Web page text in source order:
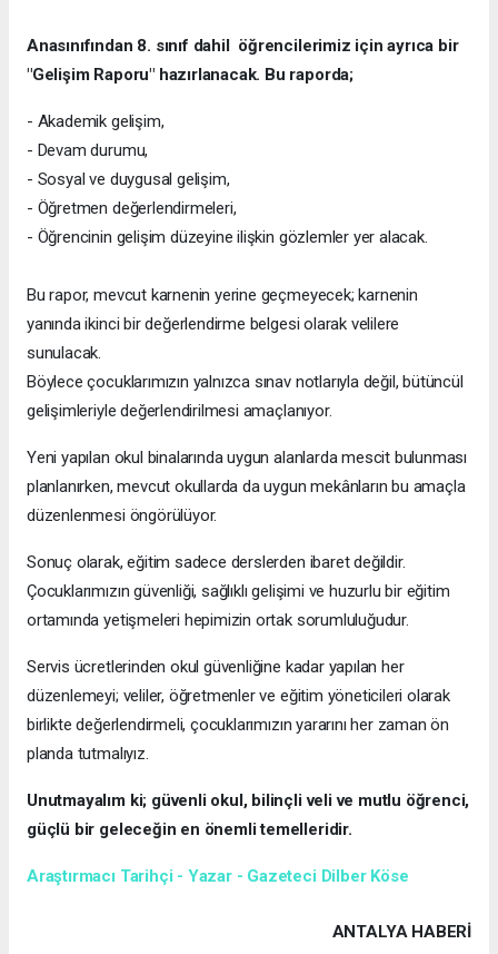
Anasınıfından 8. sınıf dahil öğrencilerimiz için ayrıca bir
"Gelişim Raporu" hazırlanacak. Bu raporda;
- Akademik gelişim,
- Devam durumu,
- Sosyal ve duygusal gelişim,
- Öğretmen değerlendirmeleri,
- Öğrencinin gelişim düzeyine ilişkin gözlemler yer alacak.
Bu rapor, mevcut karnenin yerine geçmeyecek; karnenin
yanında ikinci bir değerlendirme belgesi olarak velilere
sunulacak.
Böylece çocuklarımızın yalnızca sınav notlarıyla değil, bütüncül
gelişimleriyle değerlendirilmesi amaçlanıyor.
Yeni yapılan okul binalarında uygun alanlarda mescit bulunması
planlanırken, mevcut okullarda da uygun mekânların bu amaçla
düzenlenmesi öngörülüyor.
Sonuç olarak, eğitim sadece derslerden ibaret değildir.
Çocuklarımızın güvenliği, sağlıklı gelişimi ve huzurlu bir eğitim
ortamında yetişmeleri hepimizin ortak sorumluluğudur.
Servis ücretlerinden okul güvenliğine kadar yapılan her
düzenlemeyi; veliler, öğretmenler ve eğitim yöneticileri olarak
birlikte değerlendirmeli, çocuklarımızın yararını her zaman ön
planda tutmalıyız.
Unutmayalım ki; güvenli okul, bilinçli veli ve mutlu öğrenci,
güçlü bir geleceğin en önemli temelleridir.
Araştırmacı Tarihçi - Yazar - Gazeteci Dilber Köse
ANTALYA HABERİ